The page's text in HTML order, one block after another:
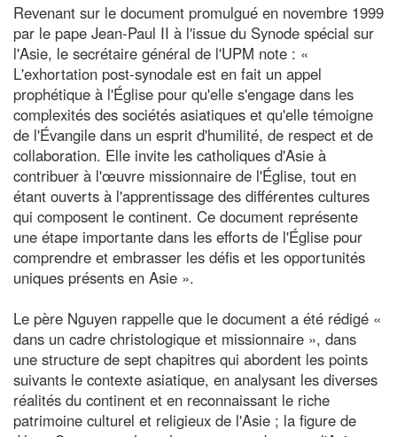
Revenant sur le document promulgué en novembre 1999
par le pape Jean-Paul II à l'issue du Synode spécial sur
l'Asie, le secrétaire général de l'UPM note : «
L'exhortation post-synodale est en fait un appel
prophétique à l'Église pour qu'elle s'engage dans les
complexités des sociétés asiatiques et qu'elle témoigne
de l'Évangile dans un esprit d'humilité, de respect et de
collaboration. Elle invite les catholiques d'Asie à
contribuer à l'œuvre missionnaire de l'Église, tout en
étant ouverts à l'apprentissage des différentes cultures
qui composent le continent. Ce document représente
une étape importante dans les efforts de l'Église pour
comprendre et embrasser les défis et les opportunités
uniques présents en Asie ».
Le père Nguyen rappelle que le document a été rédigé «
dans un cadre christologique et missionnaire », dans
une structure de sept chapitres qui abordent les points
suivants le contexte asiatique, en analysant les diverses
réalités du continent et en reconnaissant le riche
patrimoine culturel et religieux de l'Asie ; la figure de